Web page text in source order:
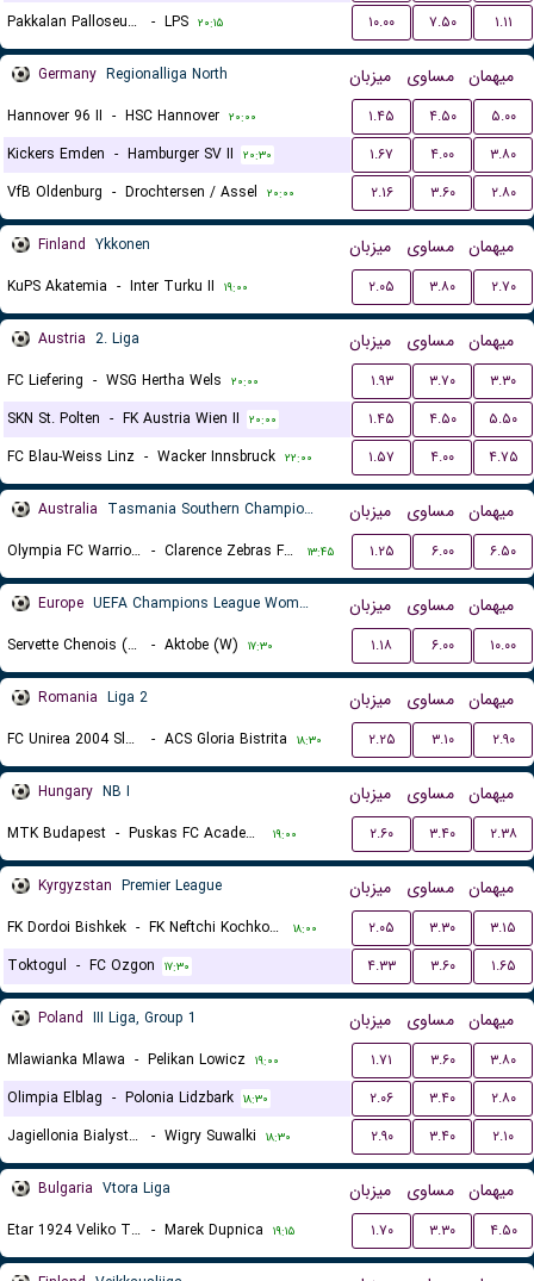
Pakkalan Palloseura (PPS)
- LPS ۲۰:۱۵ ۱۰.۰۰ ۷.۵۰ ۱.۱۱
Germany Regionalliga North میزبان مساوی میهمان
Hannover 96 II - HSC Hannover ۲۰:۰۰ ۱.۴۵ ۴.۵۰
۵.۰۰
Kickers Emden - Hamburger SV II ۲۰:۳۰ ۱.۶۷ ۴.۰۰
۳.۸۰
VfB Oldenburg - Drochtersen / Assel ۲۰:۰۰ ۲.۱۶ ۳.۶۰ ۲.۸۰
Finland Ykkonen میزبان مساوی میهمان
KuPS Akatemia - Inter Turku II ۱۹:۰۰ ۲.۰۵ ۳.۸۰ ۲.۷۰
Austria 2. Liga میزبان مساوی میهمان
FC Liefering - WSG Hertha Wels ۲۰:۰۰ ۱.۹۳ ۳.۷۰
۳.۳۰
SKN St. Polten - FK Austria Wien II ۲۰:۰۰ ۱.۴۵ ۴.۵۰
۵.۵۰
FC Blau-Weiss Linz - Wacker Innsbruck ۲۲:۰۰ ۱.۵۷ ۴.۰۰ ۴.۷۵
Australia Tasmania Southern Championship میزبان مساوی میهمان
Olympia FC Warriors - Clarence Zebras FC II ۱۳:۴۵ ۱.۲۵ ۶.۰۰ ۶.۵۰
Europe UEFA Champions League Women Qualification میزبان مساوی میهمان
Servette Chenois (W) - Aktobe (W) ۱۷:۳۰ ۱.۱۸ ۶.۰۰ ۱۰.۰۰
Romania Liga 2 میزبان مساوی میهمان
FC Unirea 2004 Slobozia - ACS Gloria Bistrita ۱۸:۳۰ ۲.۲۵ ۳.۱۰ ۲.۹۰
Hungary NB I میزبان مساوی میهمان
MTK Budapest - Puskas FC Academy ۱۹:۰۰ ۲.۶۰ ۳.۴۰ ۲.۳۸
Kyrgyzstan Premier League میزبان مساوی میهمان
FK Dordoi Bishkek - FK Neftchi Kochkor-Ata ۱۸:۰۰ ۲.۰۵ ۳.۳۰
۳.۱۵
Toktogul - FC Ozgon ۱۷:۳۰ ۴.۳۳ ۳.۶۰ ۱.۶۵
Poland III Liga, Group 1 میزبان مساوی میهمان
Mlawianka Mlawa - Pelikan Lowicz ۱۹:۰۰ ۱.۷۱ ۳.۶۰
۳.۸۰
Olimpia Elblag - Polonia Lidzbark ۱۸:۳۰ ۲.۰۶ ۳.۴۰
۲.۸۰
Jagiellonia Bialystok II
- Wigry Suwalki ۱۸:۳۰ ۲.۹۰ ۳.۴۰ ۲.۱۰
Bulgaria Vtora Liga میزبان مساوی میهمان
Etar 1924 Veliko Tarnovo - Marek Dupnica ۱۹:۱۵ ۱.۷۰ ۳.۳۰ ۴.۵۰